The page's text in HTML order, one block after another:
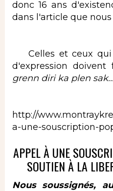
donc 16 ans
dans l'article que
Celles et ceux qui
d'expression doivent
grenn diri ka plen sak...
http://
a-une-souscription-
APPEL À UNE
SOUTIEN À LA
Nous soussignés,